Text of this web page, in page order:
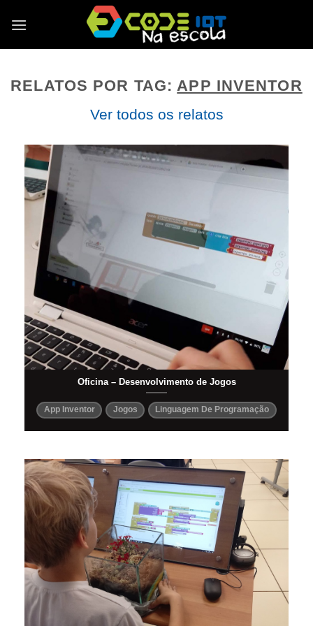
RELATOS POR TAG:APP INVENTOR
Ver todos os relatos
Oficina – Desenvolvimento de Jogos
App Inventor Jogos Linguagem De Programação